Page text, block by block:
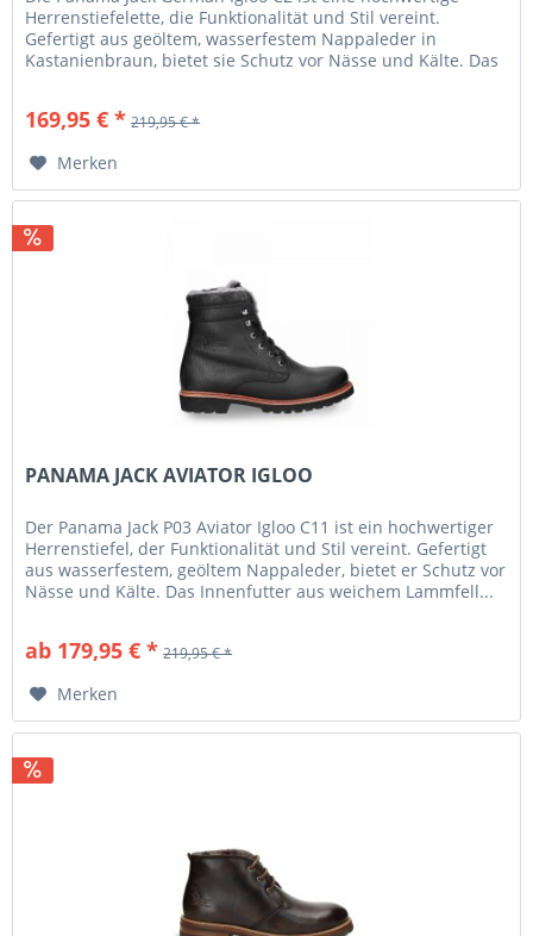
Herrenstiefelette, die Funktionalität und Stil vereint.
Gefertigt aus geöltem, wasserfestem Nappaleder in
Kastanienbraun, bietet sie Schutz vor Nässe und Kälte. Das
169,95 € * 219,95 € *
Merken
PANAMA JACK AVIATOR IGLOO
Der Panama Jack P03 Aviator Igloo C11 ist ein hochwertiger
Herrenstiefel, der Funktionalität und Stil vereint. Gefertigt
aus wasserfestem, geöltem Nappaleder, bietet er Schutz vor
Nässe und Kälte. Das Innenfutter aus weichem Lammfell...
ab 179,95 € * 219,95 € *
Merken